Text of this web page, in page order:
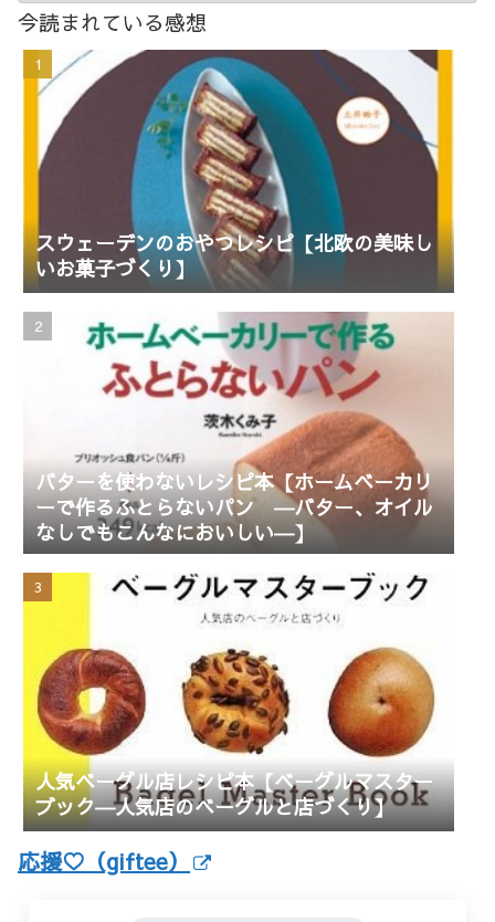
今読まれている感想
スウェーデンのおやつレシピ【北欧の美味し
いお菓子づくり】
バターを使わないレシピ本【ホームベーカリ
ーで作るふとらないパン ―バター、オイル
なしでもこんなにおいしい―】
人気ベーグル店レシピ本【ベーグルマスター
ブック―人気店のベーグルと店づくり】
応援♡（giftee）